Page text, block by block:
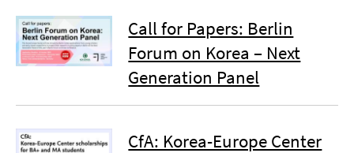
Call for Papers: Berlin
Forum on Korea – Next
Generation Panel
CfA: Korea-Europe Center